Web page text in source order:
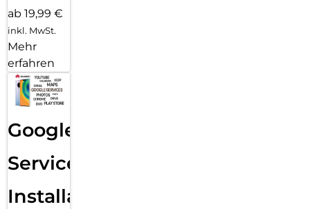
ab 19,99 €
inkl. MwSt.
Mehr
erfahren
Google
Services
Installation